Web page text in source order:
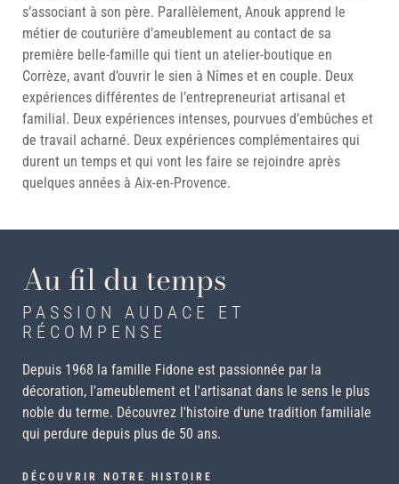
s’associant à son père. Parallèlement, Anouk apprend le
métier de couturière d’ameublement au contact de sa
première belle-famille qui tient un atelier-boutique en
Corrèze, avant d’ouvrir le sien à Nîmes et en couple. Deux
expériences différentes de l’entrepreneuriat artisanal et
familial. Deux expériences intenses, pourvues d’embûches et
de travail acharné. Deux expériences complémentaires qui
durent un temps et qui vont les faire se rejoindre après
quelques années à Aix-en-Provence.
Au fil du temps
PASSION AUDACE ET
RÉCOMPENSE
Depuis 1968 la famille Fidone est passionnée par la
décoration, l'ameublement et l'artisanat dans le sens le plus
noble du terme. Découvrez l'histoire d'une tradition familiale
qui perdure depuis plus de 50 ans.
DÉCOUVRIR NOTRE HISTOIRE